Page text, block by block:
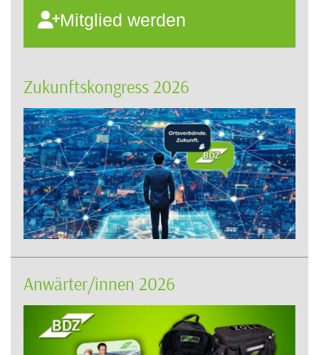
Mitglied werden
Zukunftskongress 2026
Anwärter/innen 2026